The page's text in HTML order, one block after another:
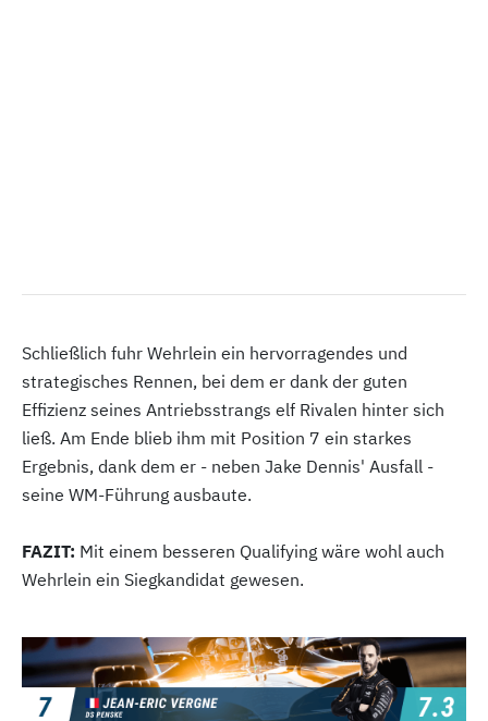
Schließlich fuhr Wehrlein ein hervorragendes und
strategisches Rennen, bei dem er dank der guten
Effizienz seines Antriebsstrangs elf Rivalen hinter sich
ließ. Am Ende blieb ihm mit Position 7 ein starkes
Ergebnis, dank dem er - neben Jake Dennis' Ausfall -
seine WM-Führung ausbaute.
FAZIT: Mit einem besseren Qualifying wäre wohl auch
Wehrlein ein Siegkandidat gewesen.